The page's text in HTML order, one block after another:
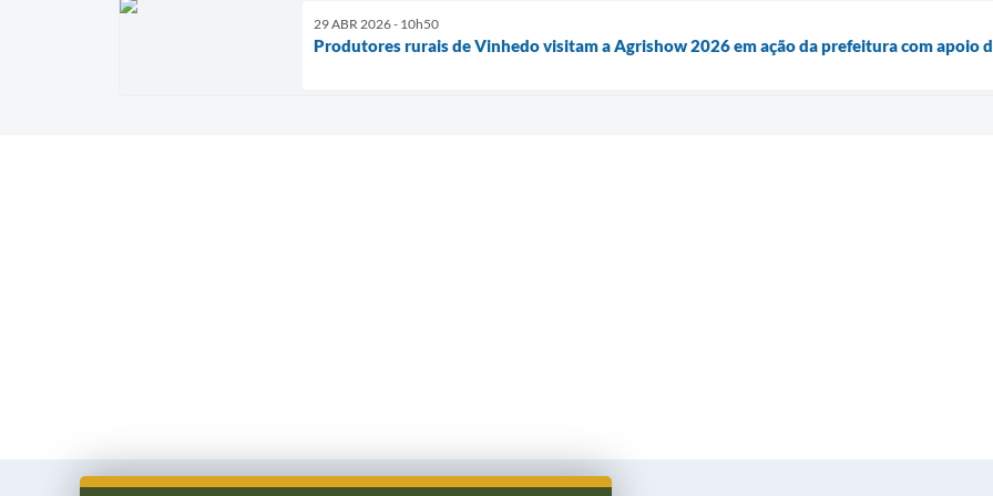
29 ABR 2026 - 10h50
Produtores rurais de Vinhedo visitam a Agrishow 2026 em ação da prefeitura com apoio